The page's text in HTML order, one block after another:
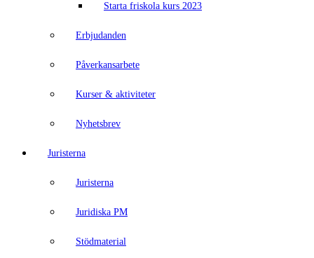
Starta friskola kurs 2023
Erbjudanden
Påverkansarbete
Kurser & aktiviteter
Nyhetsbrev
Juristerna
Juristerna
Juridiska PM
Stödmaterial